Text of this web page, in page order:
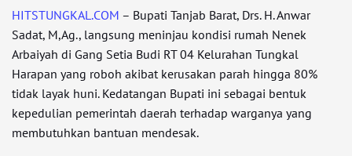
HITSTUNGKAL.COM – Bupati Tanjab Barat, Drs. H. Anwar
Sadat, M,Ag., langsung meninjau kondisi rumah Nenek
Arbaiyah di Gang Setia Budi RT 04 Kelurahan Tungkal
Harapan yang roboh akibat kerusakan parah hingga 80%
tidak layak huni. Kedatangan Bupati ini sebagai bentuk
kepedulian pemerintah daerah terhadap warganya yang
membutuhkan bantuan mendesak.